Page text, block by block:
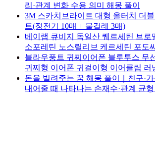
리·관계 변화 수용 의미 해몽 풀이
3M 스카치브라이트 대형 올터치 더
트(정전기 10매 + 물걸레 3매)
베이랩 큐비지 독일산 퀘르세틴 브로
소포레틴 노스릴리브 케르세틴 포도
블라우풍트 귀찌이어폰 블루투스 무
귀찌형 이어폰 귀걸이형 이어클립 러
돈을 빌려주는 꿈 해몽 풀이｜친구·
내어줄 때 나타나는 손재수·관계 균형